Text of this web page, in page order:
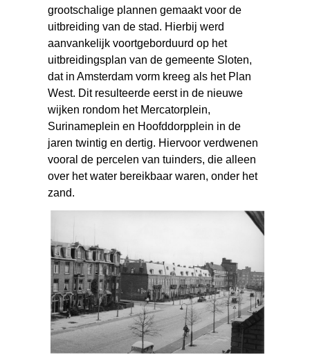
grootschalige plannen gemaakt voor de
uitbreiding van de stad. Hierbij werd
aanvankelijk voortgeborduurd op het
uitbreidingsplan van de gemeente Sloten,
dat in Amsterdam vorm kreeg als het Plan
West. Dit resulteerde eerst in de nieuwe
wijken rondom het Mercatorplein,
Surinameplein en Hoofddorpplein in de
jaren twintig en dertig. Hiervoor verdwenen
vooral de percelen van tuinders, die alleen
over het water bereikbaar waren, onder het
zand.